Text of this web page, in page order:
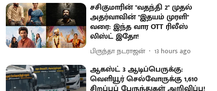
சசிகுமாரின் "வதந்தி 2" முதல்
அதர்வாவின் "இதயம் முரளி"
வரை: இந்த வார OTT ரிலீஸ்
லிஸ்ட் இதோ!
பிருந்தா நடராஜன் 13 hours ago
ஆகஸ்ட் 3 ஆடிப்பெருக்கு:
வெளியூர் செல்வோருக்கு 1,610